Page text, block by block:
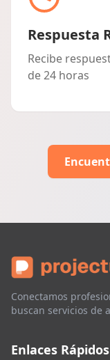
Respuesta
Recibe
de 24 horas
Conectamos
buscan servicios de
Enlaces Rápidos